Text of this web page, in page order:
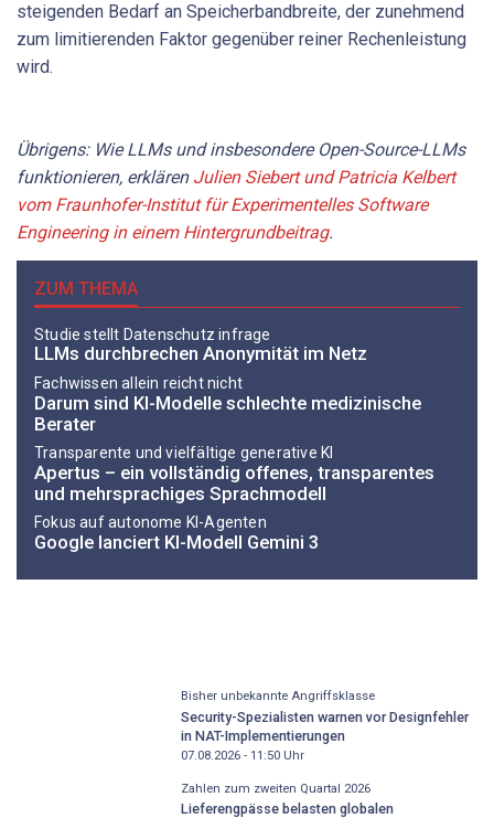
steigenden Bedarf an Speicherbandbreite, der zunehmend
zum limitierenden Faktor gegenüber reiner Rechenleistung
wird.
Übrigens: Wie LLMs und insbesondere Open-Source-LLMs
funktionieren, erklären Julien Siebert und Patricia Kelbert
vom Fraunhofer-­Institut für Experimentelles ­Software
Engineering in einem Hintergrundbeitrag.
ZUM THEMA
Studie stellt Datenschutz infrage
LLMs durchbrechen Anonymität im Netz
Fachwissen allein reicht nicht
Darum sind KI-Modelle schlechte medizinische
Berater
Transparente und vielfältige generative KI
Apertus – ein vollständig offenes, transparentes
und mehrsprachiges Sprachmodell
Fokus auf autonome KI-Agenten
Google lanciert KI-Modell Gemini 3
Bisher unbekannte Angriffsklasse
Security-Spezialisten warnen vor Designfehler
in NAT-Implementierungen
07.08.2026 - 11:50Uhr
Zahlen zum zweiten Quartal 2026
Lieferengpässe belasten globalen